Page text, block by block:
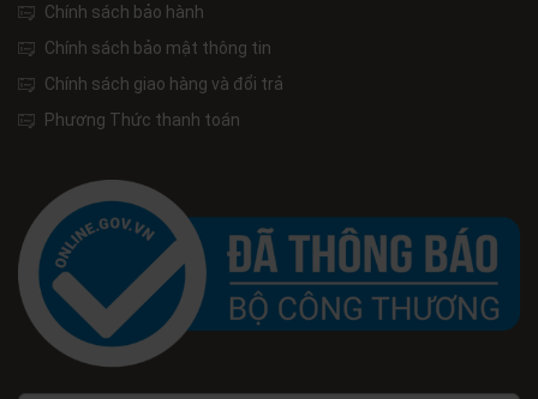
Chính sách bảo hành
Chính sách bảo mật thông tin
Chính sách giao hàng và đổi trả
Phương Thức thanh toán